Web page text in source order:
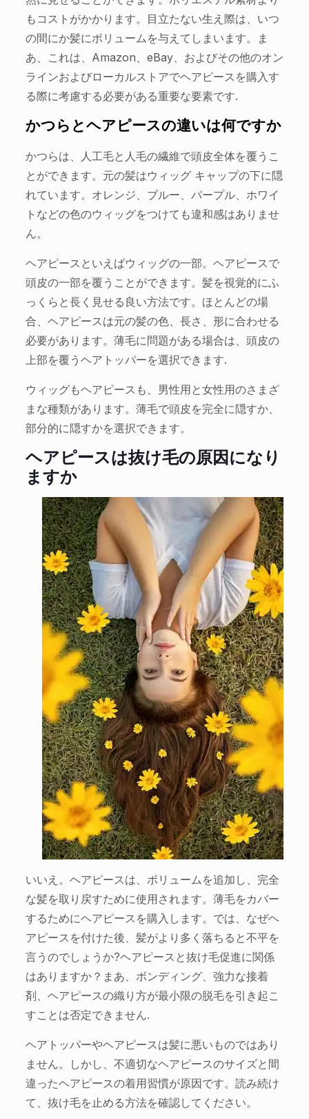
もコストがかかります。目立たない生え際は、いつ
の間にか髪にボリュームを与えてしまいます。ま
あ、これは、Amazon、eBay、およびその他のオン
ラインおよびローカルストアでヘアピースを購入す
る際に考慮する必要がある重要な要素です.
かつらとヘアピースの違いは何ですか
かつらは、人工毛と人毛の繊維で頭皮全体を覆うこ
とができます。元の髪はウィッグ キャップの下に隠
れています。オレンジ、ブルー、パープル、ホワイ
トなどの色のウィッグをつけても違和感はありませ
ん。
ヘアピースといえばウィッグの一部。ヘアピースで
頭皮の一部を覆うことができます。髪を視覚的にふ
っくらと長く見せる良い方法です。ほとんどの場
合、ヘアピースは元の髪の色、長さ、形に合わせる
必要があります。薄毛に問題がある場合は、頭皮の
上部を覆うヘアトッパーを選択できます.
ウィッグもヘアピースも、男性用と女性用のさまざ
まな種類があります。薄毛で頭皮を完全に隠すか、
部分的に隠すかを選択できます。
ヘアピースは抜け毛の原因になり
ますか
いいえ。ヘアピースは、ボリュームを追加し、完全
な髪を取り戻すために使用されます。薄毛をカバー
するためにヘアピースを購入します。では、なぜヘ
アピースを付けた後、髪がより多く落ちると不平を
言うのでしょうか?ヘアピースと抜け毛促進に関係
はありますか？まあ、ボンディング、強力な接着
剤、ヘアピースの織り方が最小限の脱毛を引き起こ
すことは否定できません.
ヘアトッパーやヘアピースは髪に悪いものではあり
ません。しかし、不適切なヘアピースのサイズと間
違ったヘアピースの着用習慣が原因です。読み続け
て、抜け毛を止める方法を確認してください。